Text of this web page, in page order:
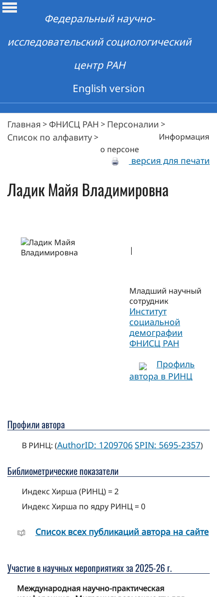
Федеральный научно-
исследовательский социологический
центр РАН
English version
Главная > ФНИСЦ РАН > Персоналии >
Список по алфавиту>
Информация
о персоне
версия для печати
ЛадикМайя Владимировна
|
Младший научный
сотрудник
Институт
социальной
демографии
ФНИСЦ РАН
Профиль
автора в РИНЦ
Профили автора
В РИНЦ: (AuthorID: 1209706 SPIN: 5695-2357)
Библиометрические показатели
Индекс Хирша (РИНЦ) = 2
Индекс Хирша по ядру РИНЦ = 0
Cписок всех публикаций автора на сайте
Участие в научных мероприятиях за 2025-26 г.
Международная научно-практическая